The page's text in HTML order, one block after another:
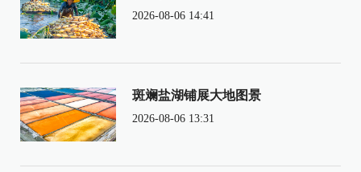
2026-08-06 14:41
斑斓盐湖铺展大地图景
2026-08-06 13:31